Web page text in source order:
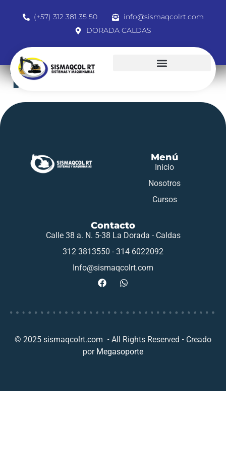
(+57) 312 381 35 50
info@sismaqcolrt.com
DORADA CALDAS
1071580950
Menú
Inicio
Nosotros
Cursos
Contacto
Calle 38 a. N. 5-38 La Dorada - Caldas
312 3813550 - 314 6022092
Info@sismaqcolrt.com
© 2025 sismaqcolrt.com • All Rights Reserved • Creado
por Megasoporte